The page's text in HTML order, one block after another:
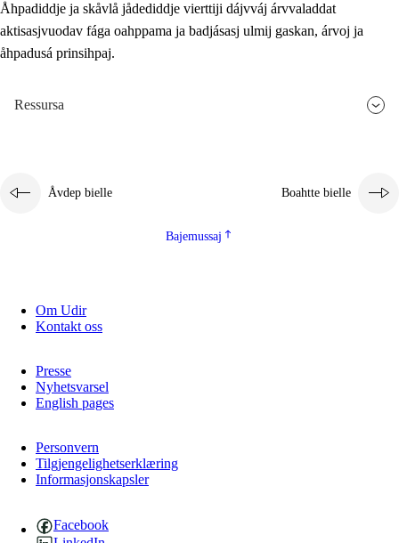
Åhpadiddje ja skåvlå jådediddje vierttiji dájvváj árvvaladdat
aktisasjvuodav fága oahppama ja badjásasj ulmij gaskan, árvoj ja
åhpadusá prinsihpaj.
Ressursa
Åvdep bielle Boahtte bielle
Bajemussaj
Om Udir
Kontakt oss
Presse
Nyhetsvarsel
English pages
Personvern
Tilgjengelighetserklæring
Informasjonskapsler
Facebook